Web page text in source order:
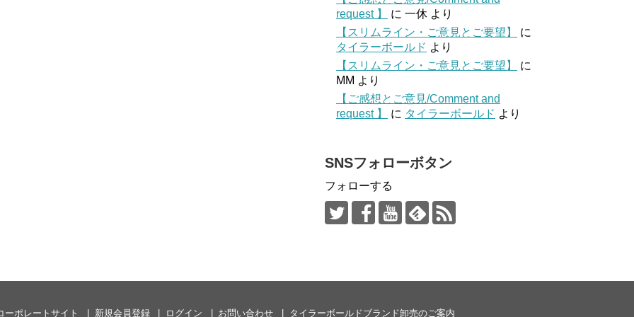
request 】
に 一休 より
【スリムライン・ご意見とご要望】
に
タイラーボールド より
【スリムライン・ご意見とご要望】
に
MM より
【ご感想とご意見/Comment and
request 】
に タイラーボールド より
SNSフォローボタン
フォローする
ーポレートサイト 新規会員登録 ログイン お問い合わせ タイラーボールドブランド卸売のご案内